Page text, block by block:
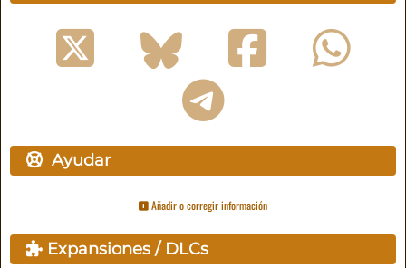
Ayudar
Añadir o corregir información
Expansiones / DLCs